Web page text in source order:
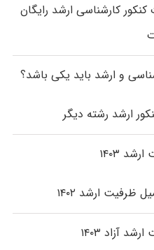
کنکور کارشناسی ارشد رایگان
و ارشد باید یکی باشد؟
ارشد رشته دیگر
۱۴۰۳
ظرفیت ارشد ۱۴۰۲
آزاد ۱۴۰۳